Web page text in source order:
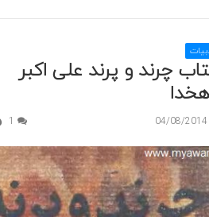
چرند و پرند علی اکبر
04/08/2014
1